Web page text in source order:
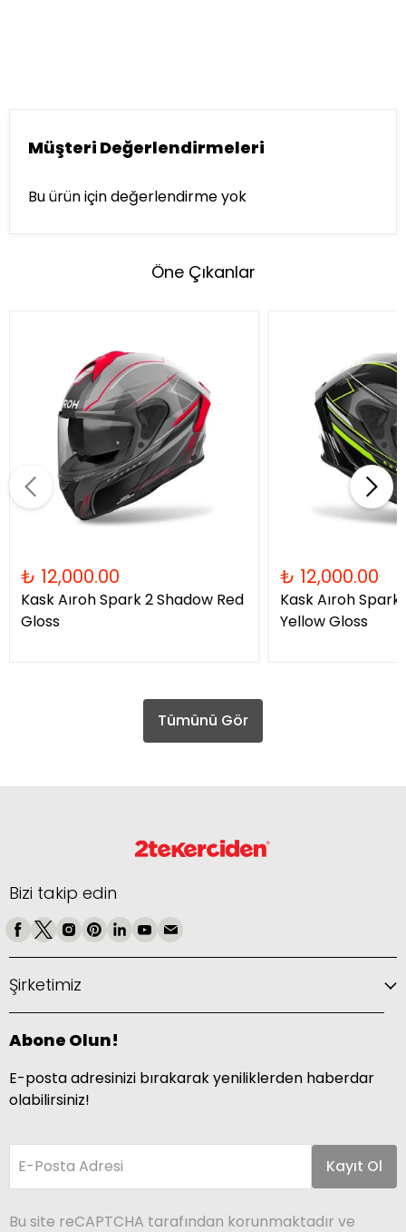
Müşteri Değerlendirmeleri
Bu ürün için değerlendirme yok
Öne Çıkanlar
₺ 12,000.00
Kask Aıroh Spark 2 Shadow Red
Gloss
₺ 12,000.00
Kask Aıroh
Yellow Gloss
Tümünü Gör
Bizi takip edin
Şirketimiz
Abone Olun!
E-posta adresinizi bırakarak yeniliklerden haberdar
olabilirsiniz!
E-Posta Adresi Kayıt Ol
Bu site reCAPTCHA tarafından korunmaktadır ve